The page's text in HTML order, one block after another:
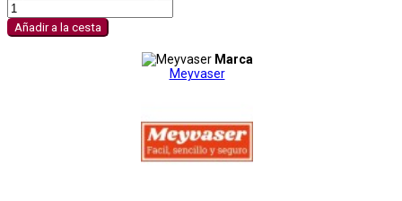
Añadir a la cesta
Marca
Meyvaser